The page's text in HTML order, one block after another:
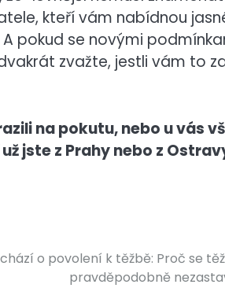
kteří vám nabídnou
pokud se novými
zvažte, jestli vám to
na pokutu, nebo u vás
jste z Prahy nebo z
o povolení k těžbě: Proč se
pravděpodobně